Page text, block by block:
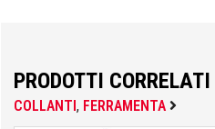
PRODOTTI CORRELATI
COLLANTI, FERRAMENTA